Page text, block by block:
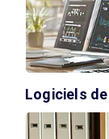
Logiciels